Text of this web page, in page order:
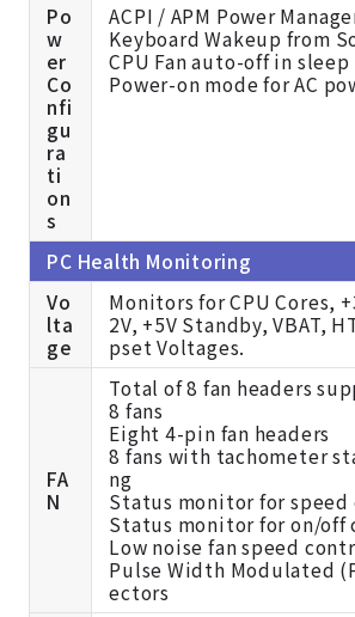
Po
w
er
Co
nfi
gu
ra
ti
on
s
ACPI / APM Power
Keyboard Wakeup from
CPU Fan auto-off in
Power-on mode for AC
PC Health Monitoring
Vo
lta
ge
Monitors for CPU Cores,
2V, +5V Standby, VBAT,
pset Voltages.
FA
N
Total of 8 fan headers
8 fans
Eight 4-pin fan headers
8 fans with tachometer
ng
Status monitor for speed
Status monitor for on/off
Low noise fan speed
Pulse Width Modulated
ectors